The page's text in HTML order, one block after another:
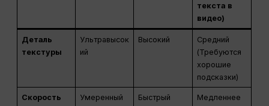
текста в
видео)
Деталь
текстуры
Ультравысок
ий
Высокий
Средний
(Требуются
хорошие
подсказки)
Скорость Умеренный Быстрый
Медленнее